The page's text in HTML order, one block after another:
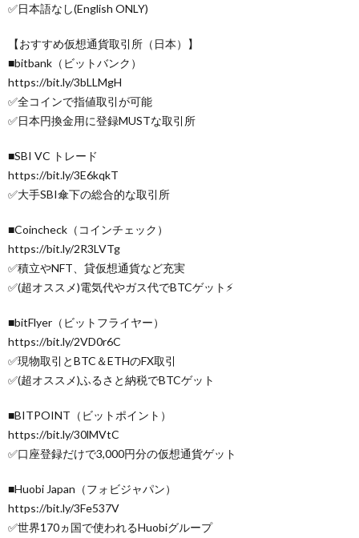
✅日本語なし(English ONLY)
【おすすめ仮想通貨取引所（日本）】
■bitbank（ビットバンク）
https://bit.ly/3bLLMgH
✅全コインで指値取引が可能
✅日本円換金用に登録MUSTな取引所
■SBI VC トレード
https://bit.ly/3E6kqkT
✅大手SBI傘下の総合的な取引所
■Coincheck（コインチェック）
https://bit.ly/2R3LVTg
✅積立やNFT、貸仮想通貨など充実
✅(超オススメ)電気代やガス代でBTCゲット⚡
■bitFlyer（ビットフライヤー）
https://bit.ly/2VD0r6C
✅現物取引とBTC＆ETHのFX取引
✅(超オススメ)ふるさと納税でBTCゲット
■BITPOINT（ビットポイント）
https://bit.ly/30lMVtC
✅口座登録だけで3,000円分の仮想通貨ゲット
■Huobi Japan（フォビジャパン）
https://bit.ly/3Fe537V
✅世界170ヵ国で使われるHuobiグループ